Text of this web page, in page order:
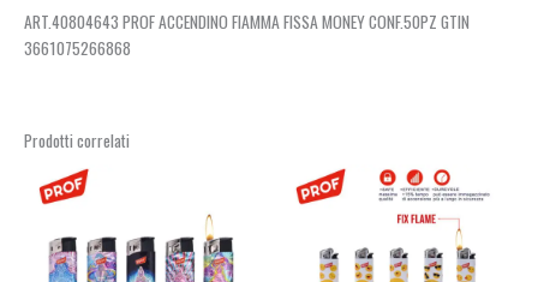
ART.40804643 PROF ACCENDINO FIAMMA FISSA MONEY CONF.50PZ GTIN
3661075266868
Prodotti correlati